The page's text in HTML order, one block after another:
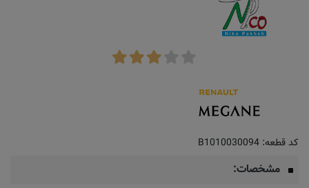
کد قطعه: B1010030094
مشخصات: